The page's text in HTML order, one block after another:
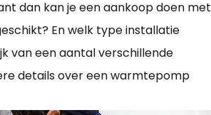
dan kan je een aankoop doen met
En welk type installatie
van een aantal verschillende
details over een warmtepomp